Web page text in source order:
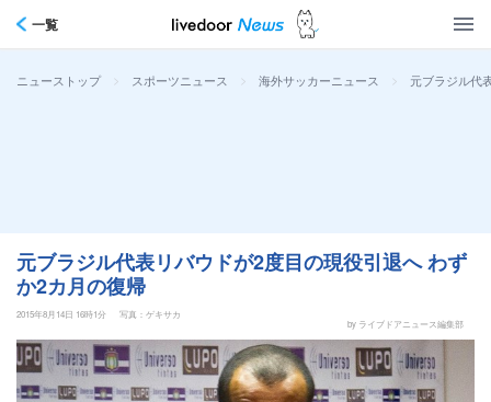
一覧
ニューストップ > スポーツニュース > 海外サッカーニュース > 元ブラジル代
元ブラジル代表リバウドが2度目の現役引退へ わず
か2カ月の復帰
2015年8月14日 16時1分
写真：ゲキサカ
by ライブドアニュース編集部